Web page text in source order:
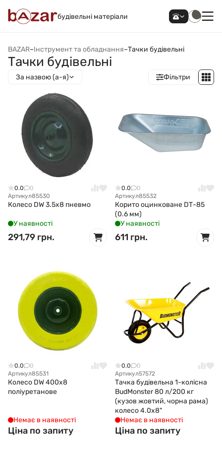
будівельні матеріали
BAZAR–Інструмент та обладнання–Тачки будівельні
Тачки будівельні
За назвою (а-я) Фільтри
0.0
0
Артикул85530
Колесо DW 3.5х8 пневмо
У наявності
291,79 грн.
0.0
0
Артикул85532
Корито оцинковане DТ-85
(0.6 мм)
У наявності
611 грн.
0.0
0
Артикул85531
Колесо DW 400х8
поліуретанове
Немає в наявності
Ціна по запиту
0.0
0
Артикул57572
Тачка будівельна 1-колісна
BudMonster 80 л/200 кг
(кузов жовтий, чорна рама)
колесо 4.0х8"
Немає в наявності
Ціна по запиту